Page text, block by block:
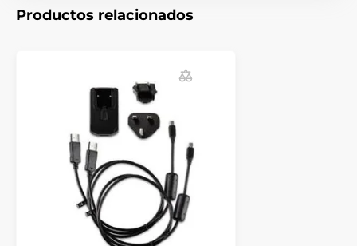
Accesorios Collares de adiestramiento
Productos relacionados